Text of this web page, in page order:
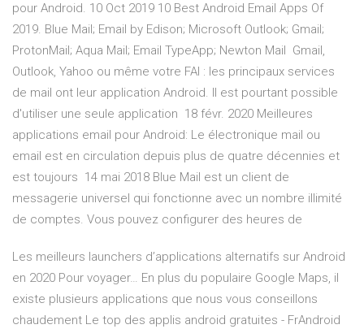
pour Android. 10 Oct 2019 10 Best Android Email Apps Of
2019. Blue Mail; Email by Edison; Microsoft Outlook; Gmail;
ProtonMail; Aqua Mail; Email TypeApp; Newton Mail Gmail,
Outlook, Yahoo ou même votre FAI : les principaux services
de mail ont leur application Android. Il est pourtant possible
d'utiliser une seule application 18 févr. 2020 Meilleures
applications email pour Android: Le électronique mail ou
email est en circulation depuis plus de quatre décennies et
est toujours 14 mai 2018 Blue Mail est un client de
messagerie universel qui fonctionne avec un nombre illimité
de comptes. Vous pouvez configurer des heures de
Les meilleurs launchers d’applications alternatifs sur Android
en 2020 Pour voyager… En plus du populaire Google Maps, il
existe plusieurs applications que nous vous conseillons
chaudement Le top des applis android gratuites - FrAndroid